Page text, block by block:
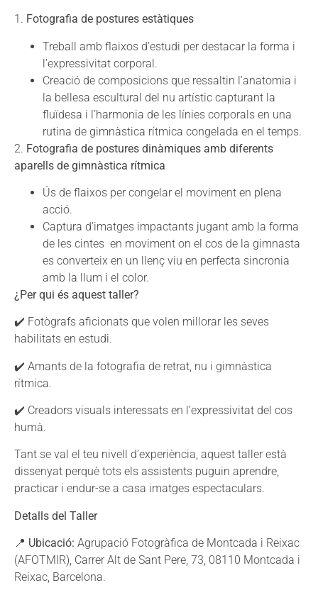
1. Fotografia de postures estàtiques
Treball amb flaixos d’estudi per destacar la forma i
l’expressivitat corporal.
Creació de composicions que ressaltin l’anatomia i
la bellesa escultural del nu artístic capturant la
fluïdesa i l’harmonia de les línies corporals en una
rutina de gimnàstica rítmica congelada en el temps.
2. Fotografia de postures dinàmiques amb diferents
aparells de gimnàstica rítmica
Ús de flaixos per congelar el moviment en plena
acció.
Captura d’imatges impactants jugant amb la forma
de les cintes en moviment on el cos de la gimnasta
es converteix en un llenç viu en perfecta sincronia
amb la llum i el color.
¿Per qui és aquest taller?
✔️ Fotògrafs aficionats que volen millorar les seves
habilitats en estudi.
✔️ Amants de la fotografia de retrat, nu i gimnàstica
rítmica.
✔️ Creadors visuals interessats en l’expressivitat del cos
humà.
Tant se val el teu nivell d’experiència, aquest taller està
dissenyat perquè tots els assistents puguin aprendre,
practicar i endur-se a casa imatges espectaculars.
Detalls del Taller
📍 Ubicació: Agrupació Fotogràfica de Montcada i Reixac
(AFOTMIR), Carrer Alt de Sant Pere, 73, 08110 Montcada i
Reixac, Barcelona.